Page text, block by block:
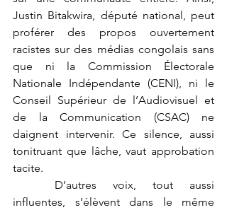
Justin Bitakwira, député national, peut
proférer des propos ouvertement
racistes sur des médias congolais sans
que ni la Commission Électorale
Nationale Indépendante (CENI), ni le
Conseil Supérieur de l’Audiovisuel et
de la Communication (CSAC) ne
daignent intervenir. Ce silence, aussi
tonitruant que lâche, vaut approbation
tacite.
influentes, s’élèvent dans le même